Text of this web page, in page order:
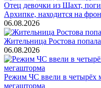
Отец девочки из Шахт,
Архипке, находится на
06.08.2026
Жительница Ростова
06.08.2026
Режим ЧС ввели в четырёх
мегашторма